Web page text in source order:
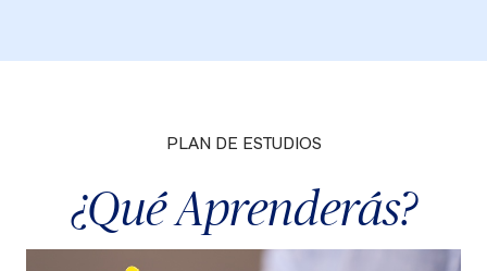
PLAN DE ESTUDIOS
¿Qué Aprenderás?